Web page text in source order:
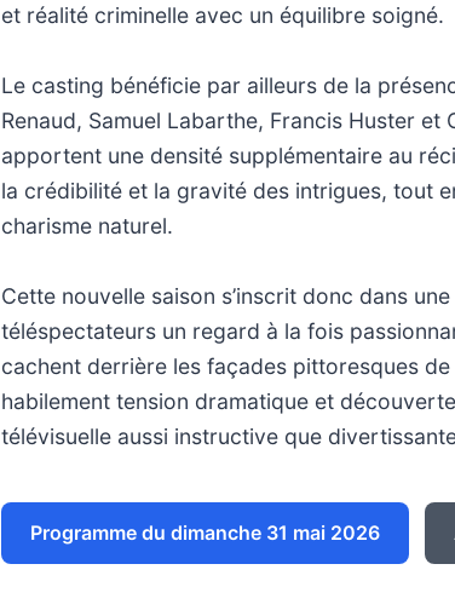
et réalité criminelle avec un équilibre soigné.
Le casting bénéficie par ailleurs de la
Renaud, Samuel Labarthe, Francis Huster
apportent une densité supplémentaire au
la crédibilité et la gravité des intrigues, tout
charisme naturel.
Cette nouvelle saison s’inscrit donc dans
téléspectateurs un regard à la fois
cachent derrière les façades pittoresques de
habilement tension dramatique et
télévisuelle aussi instructive que
Programme du dimanche 31 mai 2026